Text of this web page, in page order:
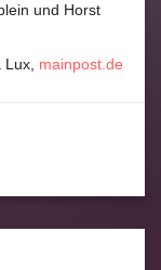
und Horst
Lux, mainpost.de